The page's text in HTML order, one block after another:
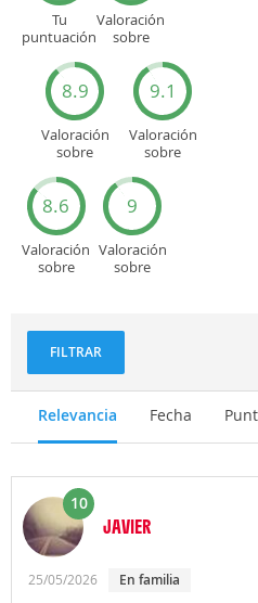
Tu
puntuación
Valoración
sobre
8.9
Valoración
sobre
9.1
Valoración
sobre
turísticos
8.6
Valoración
sobre
9
Valoración
sobre
FILTRAR
Relevancia Fecha
10
JAVIER
25/05/2026 En familia